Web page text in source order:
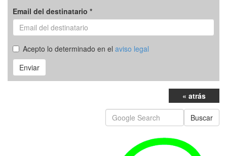
Email del destinatario *
Acepto lo determinado en el aviso legal
Enviar
« atrás
Buscar